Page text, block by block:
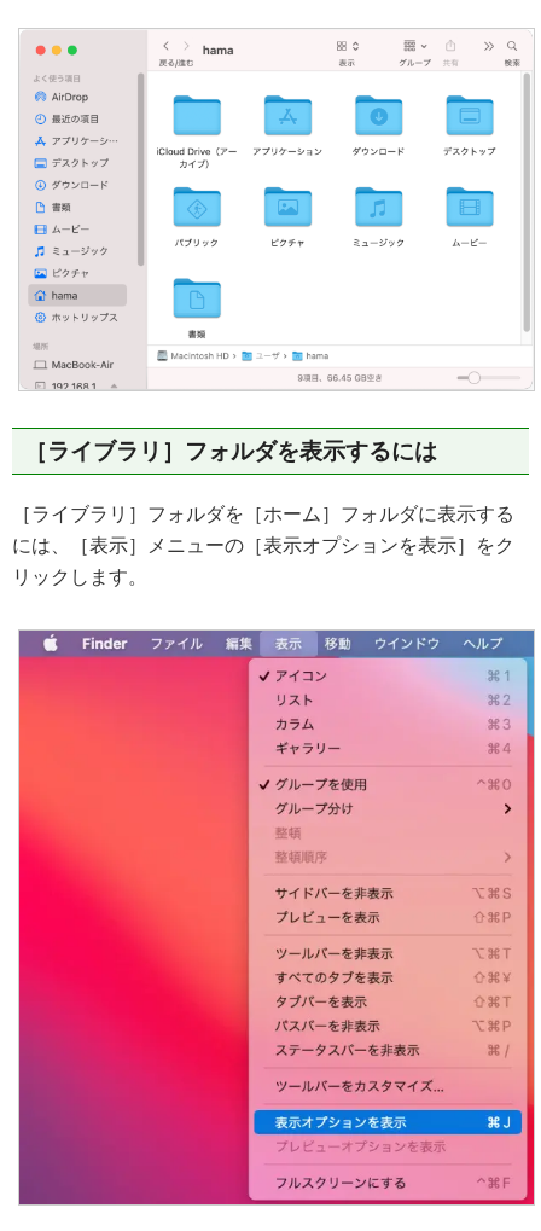
［ライブラリ］フォルダを表示するには
［ライブラリ］フォルダを［ホーム］フォルダに表示する
には、［表示］メニューの［表示オプションを表示］をク
リックします。